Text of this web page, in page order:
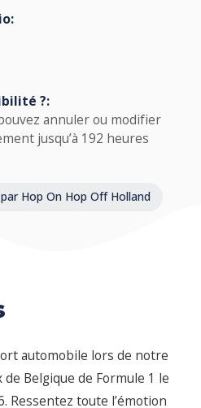
?:
annuler ou modifier
jusqu’à 192 heures
Hop On Hop Off Holland
automobile lors de notre
Belgique de Formule 1 le
Ressentez toute l’émotion